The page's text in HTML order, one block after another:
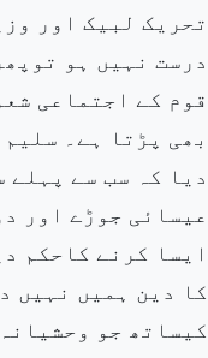
تحریک لبیک اور
درست نہیں ہو
قوم کے اجتماعی
بھی پڑتا ہے۔
دیا کہ سب سے
عیسائی جوڑے اور
ایسا کرنے کاحکم
کا دین ہمیں نہیں
کیساتھ جو